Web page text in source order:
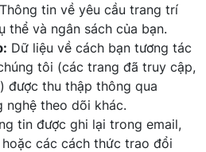
Thông tin về yêu cầu trang trí
thể và ngân sách của bạn.
Dữ liệu về cách bạn tương tác
tôi (các trang đã truy cập,
được thu thập thông qua
nghệ theo dõi khác.
tin được ghi lại trong email,
các cách thức trao đổi